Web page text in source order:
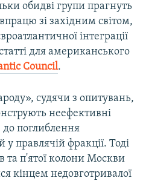
обидві групи прагнуть
зі західним світом,
інтеграції
для американського
Council.
судячи з опитувань,
неефективні
до поглиблення
правлячій фракції. Тоді
та п'ятої колони Москви
кінцем недовготривалої